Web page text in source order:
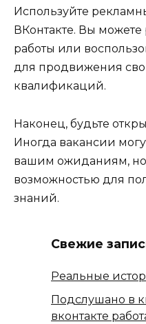
Используйте
ВКонтакте. Вы можете
работы или
для продвижения
квалификаций.
Наконец, будьте
Иногда вакансии
вашим ожиданиям, но
возможностью для
знаний.
Свежие
Реальные
Подслушано в
вконтакте